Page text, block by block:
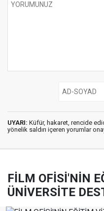
UYARI: Küfür, hakaret, rencide
yönelik saldırı içeren yorumlar
FİLM OFİSİ'NİN
ÜNİVERSİTE